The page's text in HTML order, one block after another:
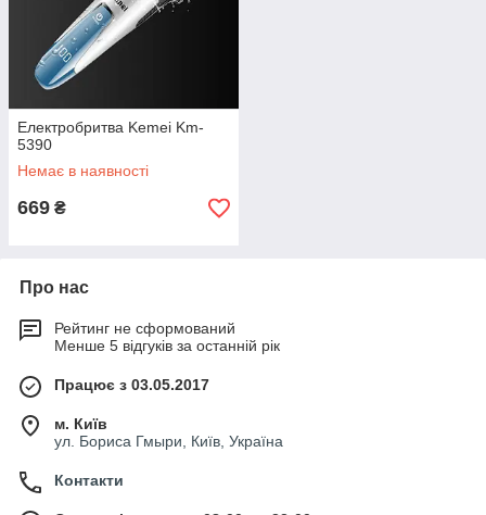
Електробритва Kemei Km-
5390
Немає в наявності
669 ₴
Про нас
Рейтинг не сформований
Менше 5 відгуків за останній рік
Працює з 03.05.2017
м. Київ
ул. Бориса Гмыри, Київ, Україна
Контакти